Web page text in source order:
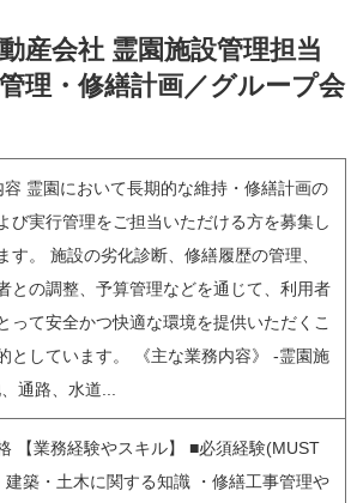
産会社 霊園施設管理担当
理・修繕計画／グループ会
容 霊園において長期的な維持・修繕計画の
び実行管理をご担当いただける方を募集し
す。 施設の劣化診断、修繕履歴の管理、
との調整、予算管理などを通じて、利用者
って安全かつ快適な環境を提供いただくこ
としています。 《主な業務内容》 -霊園施
通路、水道...
【業務経験やスキル】 ■必須経験(MUST
建築・土木に関する知識 ・修繕工事管理や